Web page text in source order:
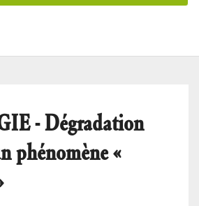
- Dégradation
phénomène «